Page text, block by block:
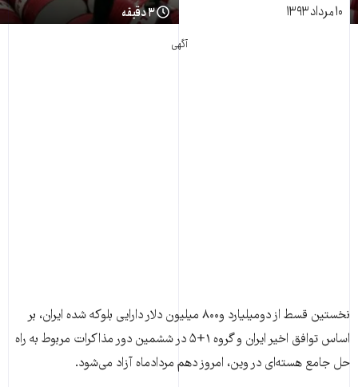
۱۰ مرداد ۱۳۹۳ ۳ دقیقه
آگهی
نخستین قسط از دومیلیارد و۸۰۰ میلیون دلار دارایی بلوکه شده ایران، بر
اساس توافق اخیر ایران و گروه ۱+۵ در ششمین دور مذاکرات مربوط به راه
حل جامع هسته‌ای در وین، امروز دهم مردادماه آزاد می‌شود.